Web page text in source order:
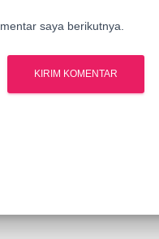
saya berikutnya.